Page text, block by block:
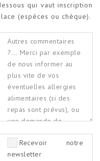
qui vaut inscription
(espèces ou chèque).
Recevoir notre
newsletter